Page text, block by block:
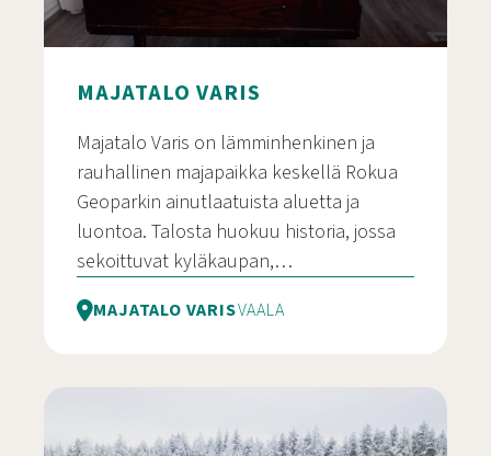
MAJATALO VARIS
Majatalo Varis on lämminhenkinen ja
rauhallinen majapaikka keskellä Rokua
Geoparkin ainutlaatuista aluetta ja
luontoa. Talosta huokuu historia, jossa
sekoittuvat kyläkaupan,…
MAJATALO VARISVAALA